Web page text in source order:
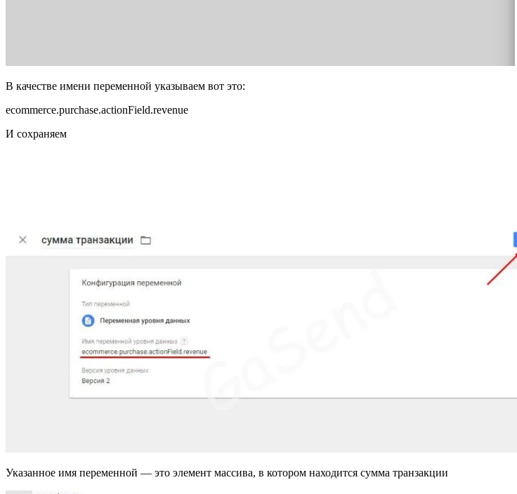
В качестве имени переменной указываем вот это:
ecommerce.purchase.actionField.revenue
И сохраняем
Указанное имя переменной — это элемент массива, в котором находится сумма транзакции